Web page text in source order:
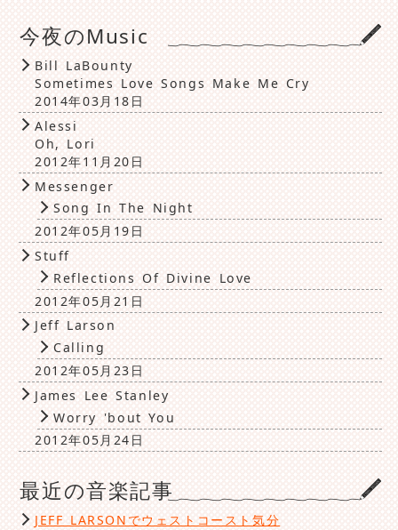
今夜のMusic
Bill LaBounty
Sometimes Love Songs Make Me Cry
2014年03月18日
Alessi
Oh, Lori
2012年11月20日
Messenger
Song In The Night
2012年05月19日
Stuff
Reflections Of Divine Love
2012年05月21日
Jeff Larson
Calling
2012年05月23日
James Lee Stanley
Worry 'bout You
2012年05月24日
最近の音楽記事
JEFF LARSONでウェストコースト気分